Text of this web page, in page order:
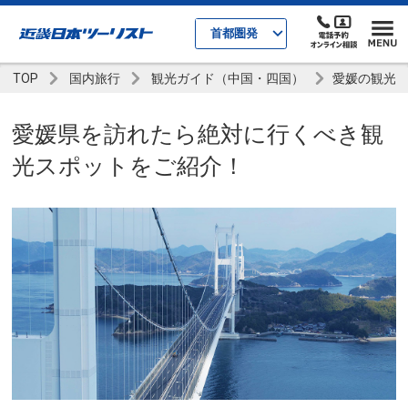
首都圏発
TOP 国内旅行 観光ガイド（中国・四国） 愛媛の観光
愛媛県を訪れたら絶対に行くべき観
光スポットをご紹介！